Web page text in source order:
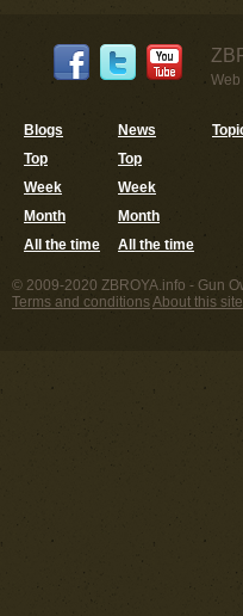
Blogs
Top
Week
Month
All the time
News
Top
Week
Month
All the time
© 2009-2020 ZBROYA.info - Gun
Terms and conditionsAbout this site